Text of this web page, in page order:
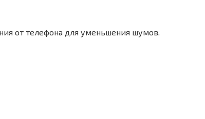
от телефона для уменьшения шумов.